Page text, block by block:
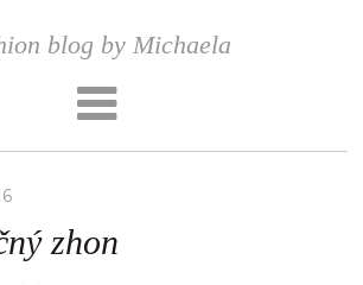
blog by Michaela
zhon